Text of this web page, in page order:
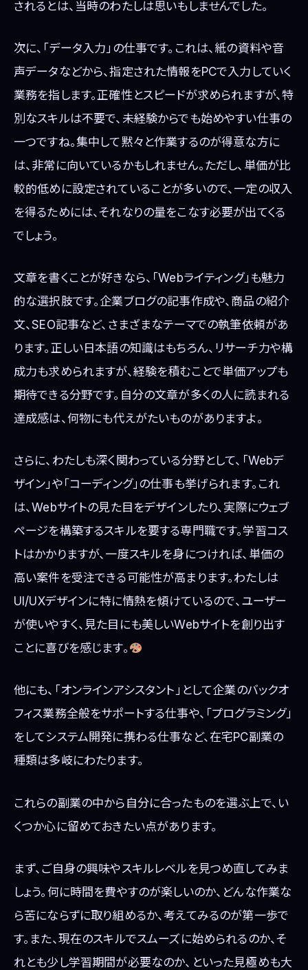
されるとは、当時のわたしは思いもしませんでした。
次に、「データ入力」の仕事です。これは、紙の資料や音
声データなどから、指定された情報をPCで入力していく
業務を指します。正確性とスピードが求められますが、特
別なスキルは不要で、未経験からでも始めやすい仕事の
一つですね。集中して黙々と作業するのが得意な方に
は、非常に向いているかもしれません。ただし、単価が比
較的低めに設定されていることが多いので、一定の収入
を得るためには、それなりの量をこなす必要が出てくる
でしょう。
文章を書くことが好きなら、「Webライティング」も魅力
的な選択肢です。企業ブログの記事作成や、商品の紹介
文、SEO記事など、さまざまなテーマでの執筆依頼があ
ります。正しい日本語の知識はもちろん、リサーチ力や構
成力も求められますが、経験を積むことで単価アップも
期待できる分野です。自分の文章が多くの人に読まれる
達成感は、何物にも代えがたいものがありますよ。
さらに、わたしも深く関わっている分野として、「Webデ
ザイン」や「コーディング」の仕事も挙げられます。これ
は、Webサイトの見た目をデザインしたり、実際にウェブ
ページを構築するスキルを要する専門職です。学習コス
トはかかりますが、一度スキルを身につければ、単価の
高い案件を受注できる可能性が高まります。わたしは
UI/UXデザインに特に情熱を傾けているので、ユーザー
が使いやすく、見た目にも美しいWebサイトを創り出す
ことに喜びを感じます。
他にも、「オンラインアシスタント」として企業のバックオ
フィス業務全般をサポートする仕事や、「プログラミング」
をしてシステム開発に携わる仕事など、在宅PC副業の
種類は多岐にわたります。
これらの副業の中から自分に合ったものを選ぶ上で、い
くつか心に留めておきたい点があります。
まず、ご自身の興味やスキルレベルを見つめ直してみま
しょう。何に時間を費やすのが楽しいのか、どんな作業な
ら苦にならずに取り組めるか、考えてみるのが第一歩で
す。また、現在のスキルでスムーズに始められるのか、そ
れとも少し学習期間が必要なのか、といった見極めも大